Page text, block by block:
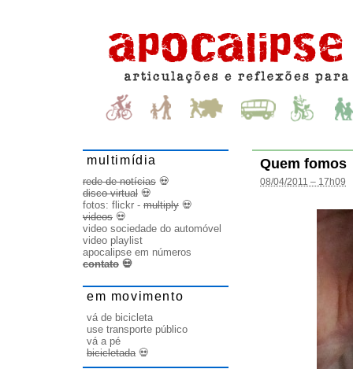
Quem fomos
08/04/2011 – 17h09
multimídia
rede de notícias 💀
disco virtual 💀
fotos: flickr - multiply 💀
videos 💀
video sociedade do automóvel
video playlist
apocalipse em números
contato 💀
em movimento
vá de bicicleta
use transporte público
vá a pé
bicicletada💀